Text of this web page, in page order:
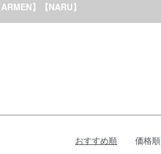
】【NARU】
おすすめ順 価格順